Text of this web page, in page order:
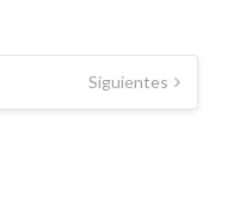
Siguientes